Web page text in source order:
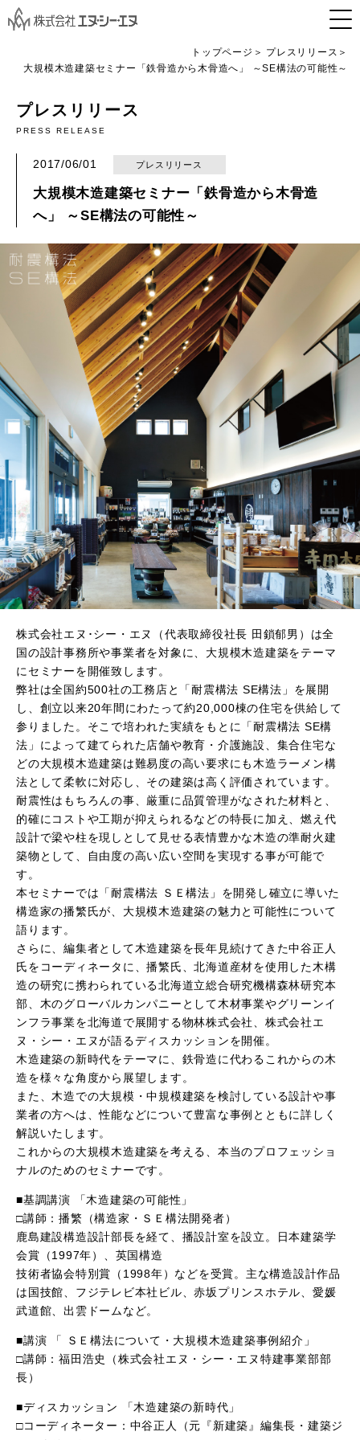
トップページ
プレスリリース
大規模木造建築セミナー「鉄骨造から木骨造へ」 ～SE構法の可能性～
プレスリリース
PRESS RELEASE
2017/06/01 プレスリリース
大規模木造建築セミナー「鉄骨造から木骨造
へ」 ～SE構法の可能性～
株式会社エヌ･シー・エヌ（代表取締役社長 田鎖郁男）は全
国の設計事務所や事業者を対象に、大規模木造建築をテーマ
にセミナーを開催致します。
弊社は全国約500社の工務店と「耐震構法 SE構法」を展開
し、創立以来20年間にわたって約20,000棟の住宅を供給して
参りました。そこで培われた実績をもとに「耐震構法 SE構
法」によって建てられた店舗や教育・介護施設、集合住宅な
どの大規模木造建築は難易度の高い要求にも木造ラーメン構
法として柔軟に対応し、その建築は高く評価されています。
耐震性はもちろんの事、厳重に品質管理がなされた材料と、
的確にコストや工期が抑えられるなどの特長に加え、燃え代
設計で梁や柱を現しとして見せる表情豊かな木造の準耐火建
築物として、自由度の高い広い空間を実現する事が可能で
す。
本セミナーでは「耐震構法 ＳＥ構法」を開発し確立に導いた
構造家の播繁氏が、大規模木造建築の魅力と可能性について
語ります。
さらに、編集者として木造建築を長年見続けてきた中谷正人
氏をコーディネータに、播繁氏、北海道産材を使用した木構
造の研究に携わられている北海道立総合研究機構森林研究本
部、木のグローバルカンパニーとして木材事業やグリーンイ
ンフラ事業を北海道で展開する物林株式会社、株式会社エ
ヌ・シー・エヌが語るディスカッションを開催。
木造建築の新時代をテーマに、鉄骨造に代わるこれからの木
造を様々な角度から展望します。
また、木造での大規模・中規模建築を検討している設計や事
業者の方へは、性能などについて豊富な事例とともに詳しく
解説いたします。
これからの大規模木造建築を考える、本当のプロフェッショ
ナルのためのセミナーです。
■基調講演 「木造建築の可能性」
□講師：播繁（構造家・ＳＥ構法開発者）
鹿島建設構造設計部長を経て、播設計室を設立。日本建築学
会賞（1997年）、英国構造
技術者協会特別賞（1998年）などを受賞。主な構造設計作品
は国技館、フジテレビ本社ビル、赤坂プリンスホテル、愛媛
武道館、出雲ドームなど。
■講演 「 ＳＥ構法について・大規模木造建築事例紹介」
□講師：福田浩史（株式会社エヌ・シー・エヌ特建事業部部
長）
■ディスカッション 「木造建築の新時代」
□コーディネーター：中谷正人（元『新建築』編集長・建築ジ